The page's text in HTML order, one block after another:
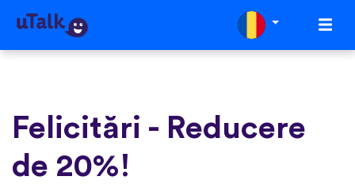
Felicitări - Reducere
de 20%!